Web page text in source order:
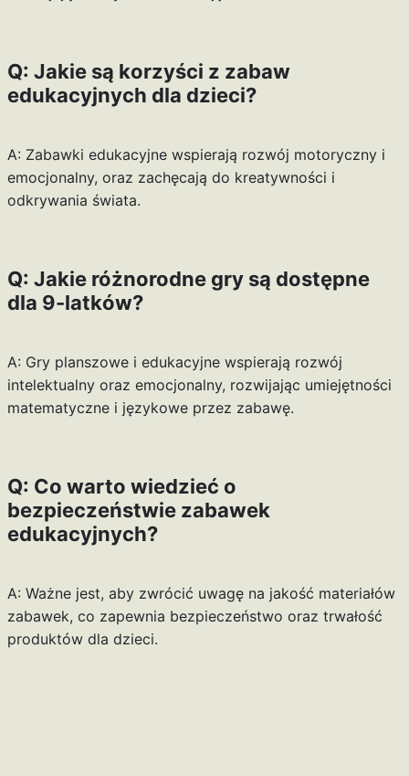
Q: Jakie są korzyści z zabaw
edukacyjnych dla dzieci?
A: Zabawki edukacyjne wspierają rozwój motoryczny i
emocjonalny, oraz zachęcają do kreatywności i
odkrywania świata.
Q: Jakie różnorodne gry są dostępne
dla 9-latków?
A: Gry planszowe i edukacyjne wspierają rozwój
intelektualny oraz emocjonalny, rozwijając umiejętności
matematyczne i językowe przez zabawę.
Q: Co warto wiedzieć o
bezpieczeństwie zabawek
edukacyjnych?
A: Ważne jest, aby zwrócić uwagę na jakość materiałów
zabawek, co zapewnia bezpieczeństwo oraz trwałość
produktów dla dzieci.